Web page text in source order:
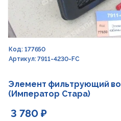
Код: 177650
Артикул: 7911-4230-FC
Элемент фильтрующий
(Император Стара)
3 780 ₽